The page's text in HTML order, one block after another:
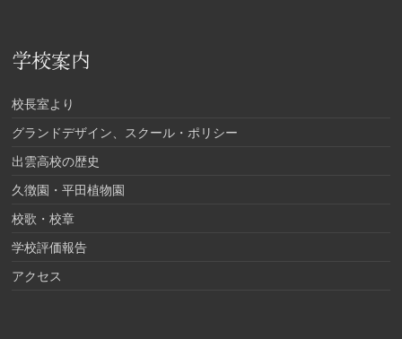
学校案内
校長室より
グランドデザイン、スクール・ポリシー
出雲高校の歴史
久徴園・平田植物園
校歌・校章
学校評価報告
アクセス